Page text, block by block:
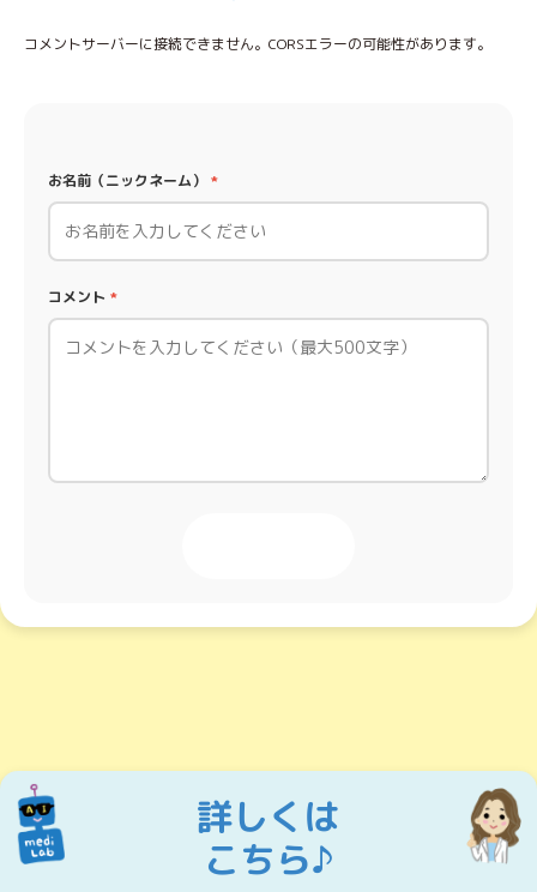
コメントサーバーに接続できません。CORSエラーの可能性があります。
お名前（ニックネーム） *
コメント *
詳しくは
こちら♪